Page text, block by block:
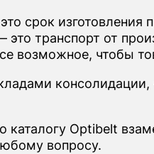
срок изготовления
транспорт от
возможное, чтобы
консолидации,
Optibelt
вопросу.